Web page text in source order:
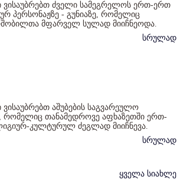
ვისაუბრებთ ძველი სამეგრელოს ერთ-ერთ
პერსონაჟზე - გუნიაზე, რომელიც
მფარველ სულად მიიჩნეოდა.
სრულად
აშუბების საგვარეულო
რომელიც თანამედროვე აფხაზეთში ერთ-
კულტურულ ძეგლად მიიჩნევა.
სრულად
ყველა სიახლე